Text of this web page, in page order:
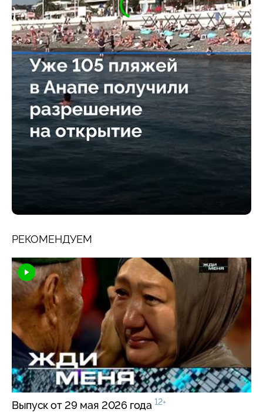
РЕКОМЕНДУЕМ
Выпуск от 29 мая 2026 года 12+